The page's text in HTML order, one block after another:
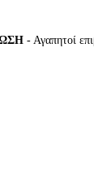
- Αγαπητοί